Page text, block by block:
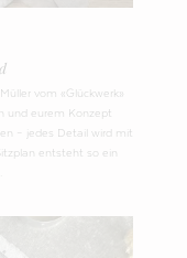
vom «Glückwerk»
und eurem Konzept
– jedes Detail wird mit
entsteht so ein